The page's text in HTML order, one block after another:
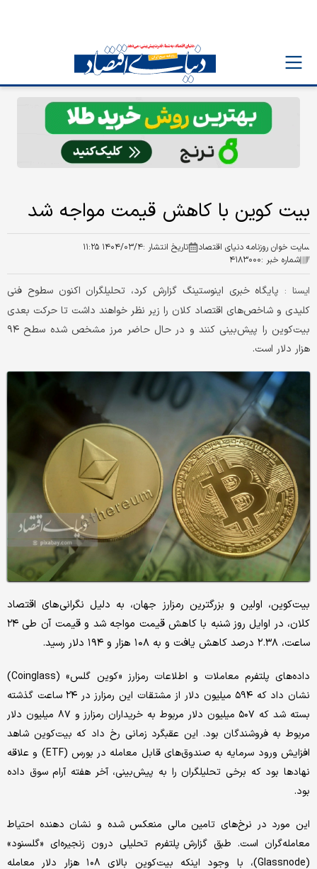
بیت کوین با کاهش قیمت مواجه شد
سایت خوان روزنامه دنیای اقتصاد تاریخ انتشار :۱۴۰۴/۰۳/۴ ۱۱:۲۵
شماره خبر :۴۱۸۳۰۰۰
ایسنا : پایگاه خبری اینوستینگ گزارش کرد، تحلیلگران اکنون سطوح فنی
کلیدی و شاخص‌های اقتصاد کلان را زیر نظر خواهند داشت تا حرکت بعدی
بیت‌کوین را پیش‌بینی کنند و در حال حاضر مرز مشخص شده سطح ۹۴
هزار دلار است.
بیت‌کوین، اولین و بزرگترین رمزارز جهان، به دلیل نگرانی‌های اقتصاد
کلان، در اوایل روز شنبه با کاهش قیمت مواجه شد و قیمت آن طی ۲۴
ساعت، ۲.۳۸ درصد کاهش یافت و به ۱۰۸ هزار و ۱۹۴ دلار رسید.
داده‌های پلتفرم معاملات و اطلاعات رمزارز «کوین گلس» (Coinglass)
نشان داد که ۵۹۴ میلیون دلار از مشتقات این رمزارز در ۲۴ ساعت گذشته
بسته شد که ۵۰۷ میلیون دلار مربوط به خریداران رمزارز و ۸۷ میلیون دلار
مربوط به فروشندگان بود. این عقبگرد زمانی رخ داد که بیت‌کوین شاهد
افزایش ورود سرمایه به صندوق‌های قابل معامله در بورس (ETF) و علاقه
نهادها بود که برخی تحلیلگران را به پیش‌بینی، آخر هفته آرام سوق داده
بود.
این مورد در نرخ‌های تامین مالی منعکس شده و نشان دهنده احتیاط
معامله‌گران است. طبق گزارش پلتفرم تحلیلی درون زنجیره‌ای «گلسنود»
(Glassnode)، با وجود اینکه بیت‌کوین بالای ۱۰۸ هزار دلار معامله